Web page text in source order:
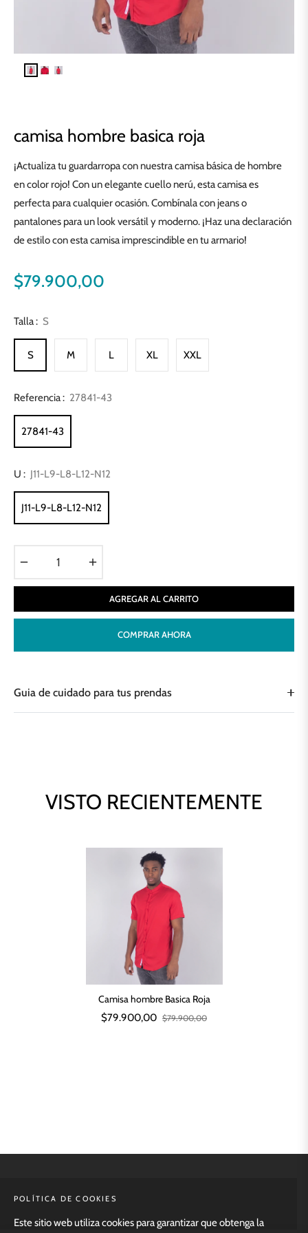
camisa hombre basica roja
¡Actualiza tu guardarropa con nuestra camisa básica de hombre
en color rojo! Con un elegante cuello nerú, esta camisa es
perfecta para cualquier ocasión. Combínala con jeans o
pantalones para un look versátil y moderno. ¡Haz una declaración
de estilo con esta camisa imprescindible en tu armario!
Precio
$79.900,00
Talla : S
S M L XL XXL
Referencia : 27841-43
27841-43
U : J11-L9-L8-L12-N12
J11-L9-L8-L12-N12
AGREGAR AL CARRITO
COMPRAR AHORA
Guia de cuidado para tus prendas
VISTO RECIENTEMENTE
Camisa hombre Basica Roja
$79.900,00 $79.900,00
NUESTRAS POLÍTICAS
POLÍTICA DE COOKIES
Este sitio web utiliza cookies para garantizar que obtenga la